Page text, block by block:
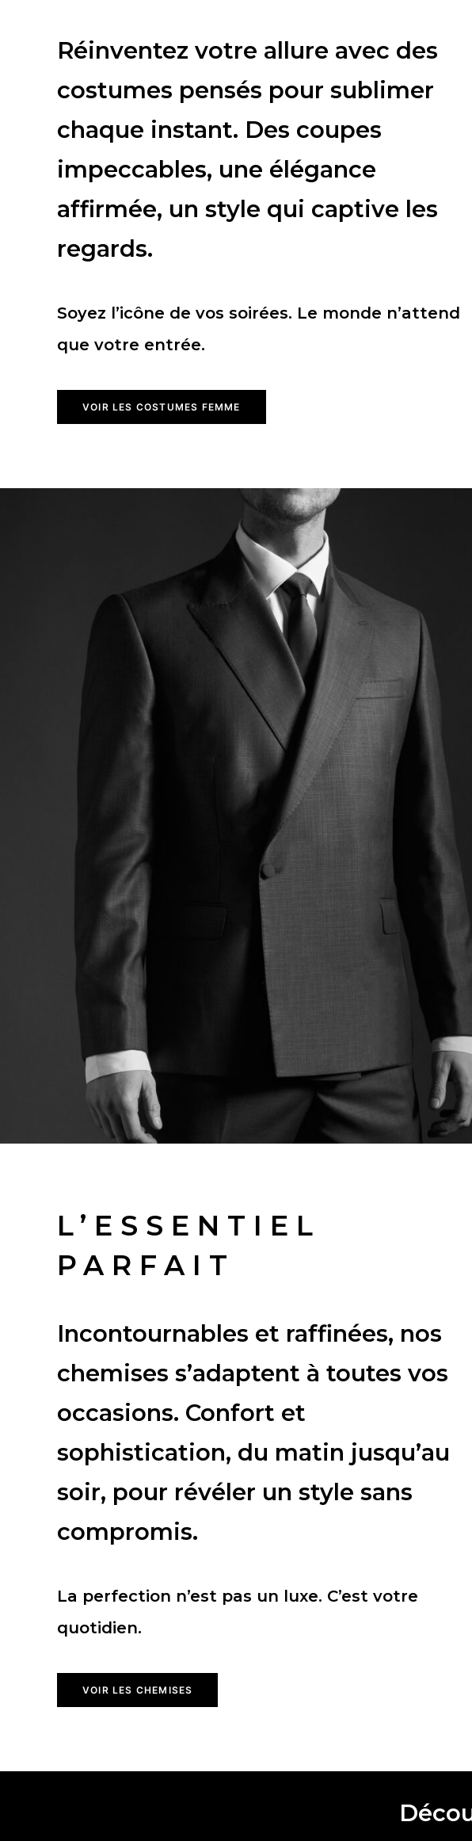
Réinventez votre allure avec des
costumes pensés pour sublimer
chaque instant. Des coupes
impeccables, une élégance
affirmée, un style qui captive les
regards.
Soyez l’icône de vos soirées. Le monde n’attend
que votre entrée.
VOIR LES COSTUMES FEMME
L’ESSENTIEL
PARFAIT
Incontournables et raffinées, nos
chemises s’adaptent à toutes vos
occasions. Confort et
sophistication, du matin jusqu’au
soir, pour révéler un style sans
compromis.
La perfection n’est pas un luxe. C’est votre
quotidien.
VOIR LES CHEMISES